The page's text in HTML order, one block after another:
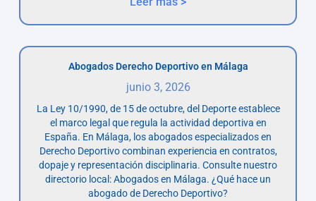
Abogados Derecho Deportivo en Málaga
junio 3, 2026
La Ley 10/1990, de 15 de octubre, del Deporte establece
el marco legal que regula la actividad deportiva en
España. En Málaga, los abogados especializados en
Derecho Deportivo combinan experiencia en contratos,
dopaje y representación disciplinaria. Consulte nuestro
directorio local: Abogados en Málaga. ¿Qué hace un
abogado de Derecho Deportivo?